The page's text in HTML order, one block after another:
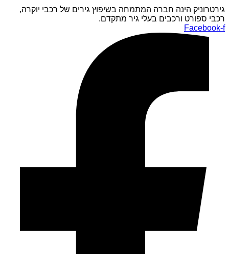
גירטרוניק הינה חברה המתמחה בשיפוץ גירים של רכבי יוקרה,
רכבי ספורט ורכבים בעלי גיר מתקדם.
Facebook-f